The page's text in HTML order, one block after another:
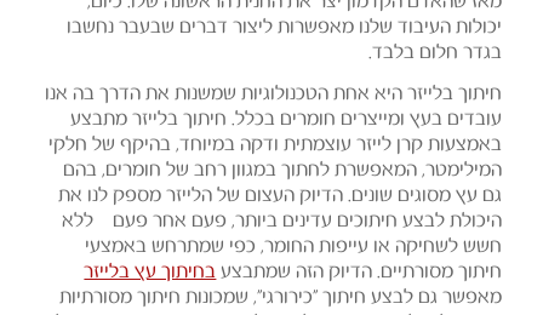
יכולות העיבוד שלנו מאפשרות ליצור דברים שבעבר נחשבו
בגדר חלום בלבד.
חיתוך בלייזר היא אחת הטכנולוגיות שמשנות את הדרך בה אנו
עובדים בעץ ומייצרים חומרים בכלל. חיתוך בלייזר מתבצע
באמצעות קרן לייזר עוצמתית ודקה במיוחד, בהיקף של חלקי
המילימטר, המאפשרת לחתוך במגוון רחב של חומרים, בהם
גם עץ מסוגים שונים. הדיוק העצום של הלייזר מספק לנו את
היכולת לבצע חיתוכים עדינים ביותר, פעם אחר פעם – ללא
חשש לשחיקה או עייפות החומר, כפי שמתרחש באמצעי
חיתוך מסורתיים. הדיוק הזה שמתבצע בחיתוך עץ בלייזר
מאפשר גם לבצע חיתוך "כירורגי", שמכונות חיתוך מסורתיות